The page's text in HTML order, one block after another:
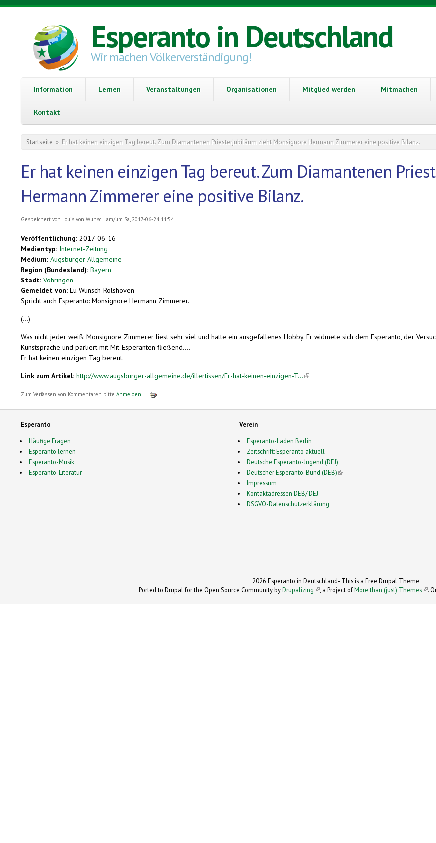
Direkt zum Inhalt
Esperanto in Deutschland
Wir machen Völkerverständigung!
Information Lernen Veranstaltungen Organisationen Mitglied werden Mitmachen
Kontakt
Sie sind hier
Startseite » Er hat keinen einzigen Tag bereut. Zum Diamantenen Priesterjubiläum zieht Monsignore Hermann Zimmerer eine positive Bilanz.
Er hat keinen einzigen Tag bereut. Zum Diamantenen
Hermann Zimmerer eine positive Bilanz.
Gespeichert von Louis von Wunsc...am/um Sa, 2017-06-24 11:54
Veröffentlichung: 2017-06-16
Medientyp: Internet-Zeitung
Medium: Augsburger Allgemeine
Region (Bundesland): Bayern
Stadt: Vöhringen
Gemeldet von: Lu Wunsch-Rolshoven
Spricht auch Esperanto: Monsignore Hermann Zimmerer.
(...)
Was nicht jeder weiß: Monsignore Zimmerer liest sehr viel und hatte ein ausgefallenes Hobby. Er widmete sich dem Esperanto, der
Kunstsprache und parliert mit Mit-Esperanten fließend....
Er hat keinen einzigen Tag bereut.
Link zum Artikel: http://www.augsburger-allgemeine.de/illertissen/Er-hat-keinen-einzigen-T...(link is external)
Zum Verfassen von Kommentaren bitte Anmelden.
Esperanto
Häufige Fragen
Esperanto lernen
Esperanto-Musik
Esperanto-Literatur
Verein
Esperanto-Laden Berlin
Zeitschrift: Esperanto aktuell
Deutsche Esperanto-Jugend (DEJ)
Deutscher Esperanto-Bund (DEB)(link is external)
Impressum
Kontaktadressen DEB/ DEJ
DSGVO-Datenschutzerklärung
2026 Esperanto in Deutschland- This is a Free Drupal Theme
Ported to Drupal for the Open Source Community byDrupalizing(link is external)
, a Project ofMore than (just) Themes(link
.